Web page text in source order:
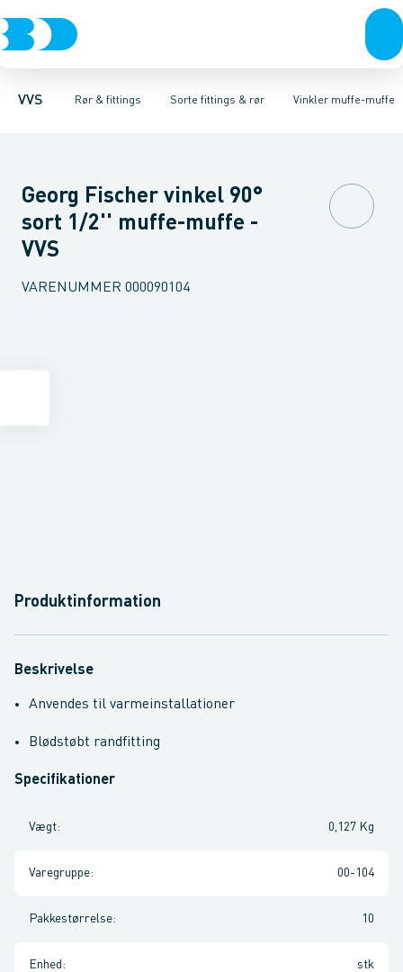
VVS Rør & fittings
Rør & fittingsPressfittings & rørKuglehaner & ventilerAfløb
Sorte fittings & rør
Sorte fittings & rørGalvaniseret fittings & rørRustfrit fittings
Vinkler muffe-muffe
RørNippelrørVinkler muffe-nippelVinkler muffe-muffeT-
Georg Fischer vinkel 90°
sort 1/2'' muffe-muffe -
VVS
VARENUMMER 000090104
Produktinformation
Beskrivelse
Anvendes til varmeinstallationer
Blødstøbt randfitting
Specifikationer
Vægt: 0,127 Kg
Varegruppe: 00-104
Pakkestørrelse: 10
Enhed : stk